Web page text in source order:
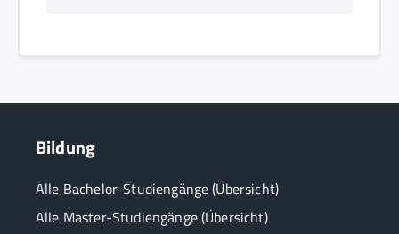
Bildung
Alle Bachelor-Studiengänge (Übersicht)
Alle Master-Studiengänge (Übersicht)